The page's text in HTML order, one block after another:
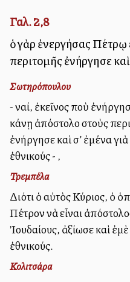
Γαλ. 2,8
ὁ γὰρ ἐνεργήσας Πέτρῳ
περιτομῆς ἐνήργησε καὶ
Σωτηρόπουλου
- ναί, ἐκεῖνος ποὺ
κάνῃ ἀπόστολο στοὺς
ἐνήργησε καὶ σ’ ἐμένα
ἐθνικούς - ,
Τρεμπέλα
Διότι ὁ αὐτὸς Κύριος, ὁ
Πέτρον νὰ εἶναι
Ἰουδαίους, ἀξίωσε καὶ
ἐθνικούς.
Κολιτσάρα